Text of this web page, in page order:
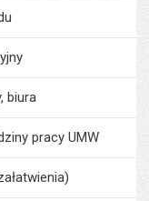
Miejski
biura
pracy UMW